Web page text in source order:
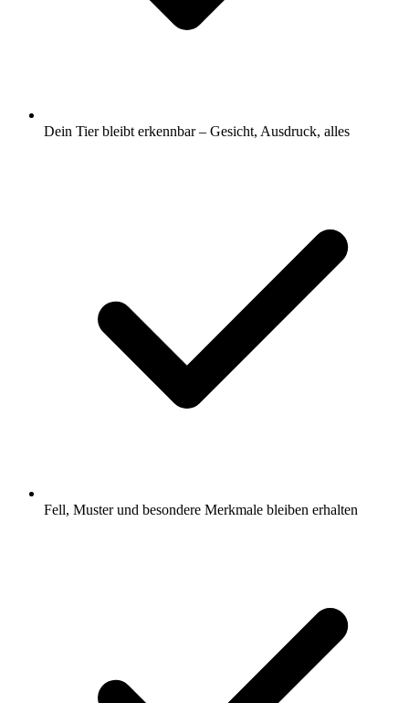
Dein Tier bleibt erkennbar – Gesicht, Ausdruck, alles
Fell, Muster und besondere Merkmale bleiben erhalten